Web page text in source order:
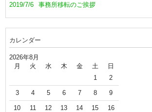
2019/7/6 事務所移転のご挨拶
カレンダー
2026年8月
月 火 水 木 金 土
日
1
2
3 4 5 6 7 8 9
10 11 12 13 14 15 16